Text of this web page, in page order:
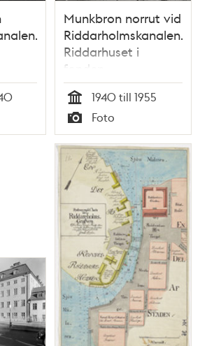
Munkbron norrut vid
Riddarholmskanalen.
Riddarhuset i
fonden
Tid
1940 till 1955
Typ
Foto